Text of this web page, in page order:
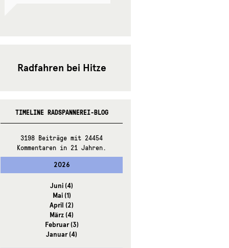
Radfahren bei Hitze
TIMELINE RADSPANNEREI-BLOG
3198 Beiträge mit 24454
Kommentaren in 21 Jahren.
2026
Juni(4)
Mai(1)
April (2)
März(4)
Februar(3)
Januar(4)